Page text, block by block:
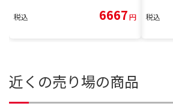
税込 6667円 税込
近くの売り場の商品